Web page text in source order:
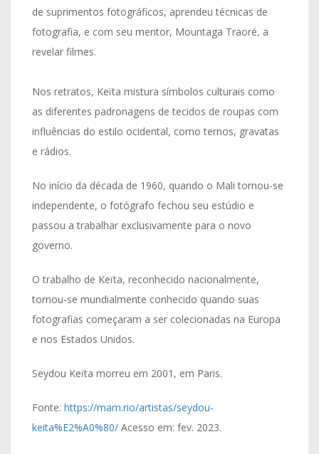
de suprimentos fotográficos, aprendeu técnicas de
fotografia, e com seu mentor, Mountaga Traoré, a
revelar filmes.
Nos retratos, Keïta mistura símbolos culturais como
as diferentes padronagens de tecidos de roupas com
influências do estilo ocidental, como ternos, gravatas
e rádios.
No início da década de 1960, quando o Mali tornou-se
independente, o fotógrafo fechou seu estúdio e
passou a trabalhar exclusivamente para o novo
governo.
O trabalho de Keïta, reconhecido nacionalmente,
tornou-se mundialmente conhecido quando suas
fotografias começaram a ser colecionadas na Europa
e nos Estados Unidos.
Seydou Keïta morreu em 2001, em Paris.
Fonte: https://mam.rio/artistas/seydou-
keita%E2%A0%80/ Acesso em: fev. 2023.